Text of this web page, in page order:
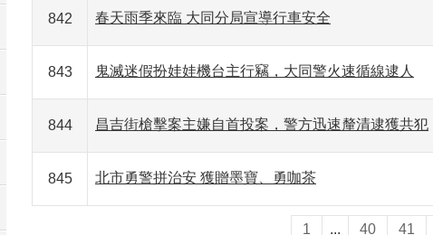
842 春天雨季來臨 大同分局宣導行車安全
843 鬼滅迷假扮娃娃機台主行竊，大同警火速循線逮人
844 昌吉街槍擊案主嫌自首投案，警方迅速釐清逮獲共犯
845 北市勇警拼治安 獲贈墨寶、勇咖茶
1 ... 40 41